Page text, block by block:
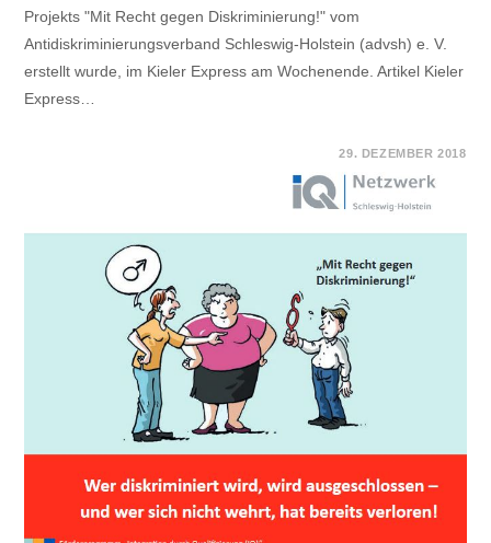
Projekts "Mit Recht gegen Diskriminierung!" vom
Antidiskriminierungsverband Schleswig-Holstein (advsh) e. V.
erstellt wurde, im Kieler Express am Wochenende. Artikel Kieler
Express…
EXPRESS
WOCHENENDE:
EMPOWERMENT
DURCH
RECHTSSCHUTZ
29. DEZEMBER 2018